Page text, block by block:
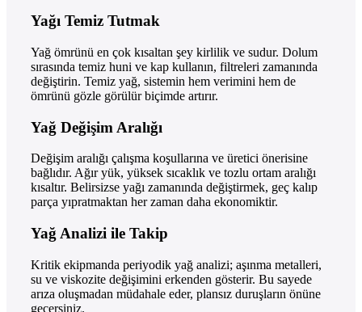
Yağı Temiz Tutmak
Yağ ömrünü en çok kısaltan şey kirlilik ve sudur. Dolum
sırasında temiz huni ve kap kullanın, filtreleri zamanında
değiştirin. Temiz yağ, sistemin hem verimini hem de
ömrünü gözle görülür biçimde artırır.
Yağ Değişim Aralığı
Değişim aralığı çalışma koşullarına ve üretici önerisine
bağlıdır. Ağır yük, yüksek sıcaklık ve tozlu ortam aralığı
kısaltır. Belirsizse yağı zamanında değiştirmek, geç kalıp
parça yıpratmaktan her zaman daha ekonomiktir.
Yağ Analizi ile Takip
Kritik ekipmanda periyodik yağ analizi; aşınma metalleri,
su ve viskozite değişimini erkenden gösterir. Bu sayede
arıza oluşmadan müdahale eder, plansız duruşların önüne
geçersiniz.